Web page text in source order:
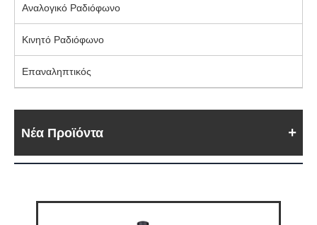
Αναλογικό Ραδιόφωνο
Κινητό Ραδιόφωνο
Επαναληπτικός
Νέα Προϊόντα